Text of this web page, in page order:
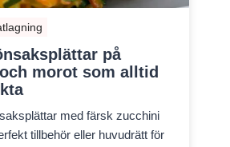
på
morot som alltid
med färsk zucchini
tillbehör eller huvudrätt för